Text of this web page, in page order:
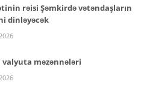
rəisi Şəmkirdə vətəndaşların
dinləyəcək
valyuta məzənnələri